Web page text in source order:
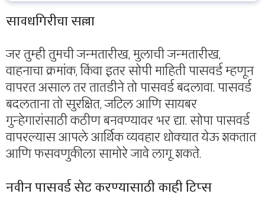
सावधगिरीचा सल्ला
जर तुम्ही तुमची जन्मतारीख, मुलाची जन्मतारीख,
वाहनाचा क्रमांक, किंवा इतर सोपी माहिती पासवर्ड म्हणून
वापरत असाल तर तातडीने तो पासवर्ड बदलावा. पासवर्ड
बदलताना तो सुरक्षित, जटिल आणि सायबर
गुन्हेगारांसाठी कठीण बनवण्यावर भर द्या. सोपा पासवर्ड
वापरल्यास आपले आर्थिक व्यवहार धोक्यात येऊ शकतात
आणि फसवणुकीला सामोरे जावे लागू शकते.
नवीन पासवर्ड सेट करण्यासाठी काही टिप्स